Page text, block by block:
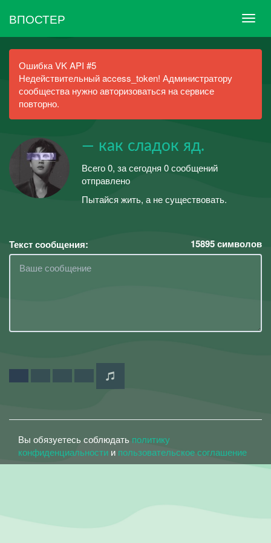
ВПОСТЕР
Ошибка VK API #5
Недействительный access_token! Администратору
сообщества нужно авторизоваться на сервисе
повторно.
— как сладок яд.
Всего 0, за сегодня 0 сообщений
отправлено
Пытайся жить, а не существовать.
Текст сообщения: 15895символов
Вы обязуетесь соблюдать политику
конфиденциальности и пользовательское соглашение